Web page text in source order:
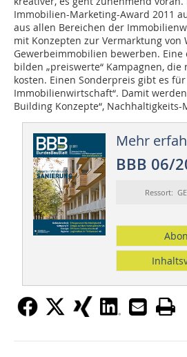
Immobilien-Marketing-Award 2011
aus allen Bereichen der
mit Konzepten zur Vermarktung von
Gewerbeimmobilien bewerben. Eine
bilden „preiswerte“ Kampagnen, die
kosten. Einen Sonderpreis gibt es
Immobilienwirtschaft“. Damit
Building Konzepte“, Nachhaltigkeits-
Mehr
BBB 06/
Ressort: